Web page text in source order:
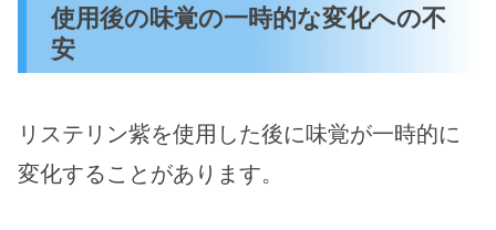
使用後の味覚の一時的な変化への不
安
リステリン紫を使用した後に味覚が一時的に
変化することがあります。